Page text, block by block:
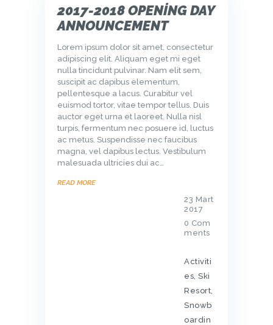
2017-2018 OPENING DAY
ANNOUNCEMENT
Lorem ipsum dolor sit amet, consectetur
adipiscing elit. Aliquam eget mi eget
nulla tincidunt pulvinar. Nam elit sem,
suscipit ac dapibus elementum,
pellentesque a lacus. Curabitur vel
euismod tortor, vitae tempor tellus. Duis
auctor eget urna et laoreet. Nulla nisl
turpis, fermentum nec posuere id, luctus
ac metus. Suspendisse nec faucibus
magna, vel dapibus lectus. Vestibulum
malesuada ultricies dui ac…
READ MORE
23 Mart
2017
0 Com
ments
Activiti
es Ski
Resort
Snowb
oardin